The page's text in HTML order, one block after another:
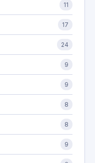
11
17
24
9
9
8
8
9